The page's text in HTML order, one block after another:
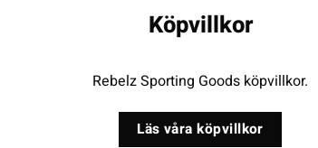
Köpvillkor
Rebelz Sporting Goods köpvillkor.
Läs våra köpvillkor